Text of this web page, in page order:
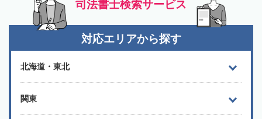
司法書士検索サービス
対応エリアから探す
北海道・東北
関東